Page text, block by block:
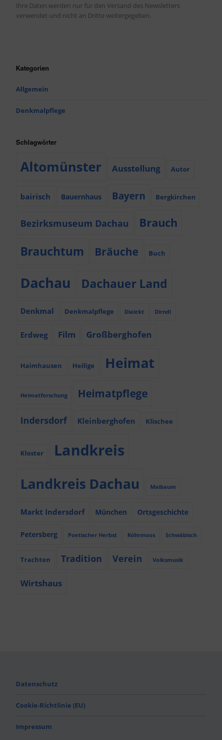
Ihre Daten werden nur für den Versand des Newsletters
verwendet und nicht an Dritte weitergegeben.
Kategorien
Allgemein
Denkmalpflege
Schlagwörter
Altomünster Ausstellung Autor
bairisch Bauernhaus Bayern Bergkirchen
Bezirksmuseum Dachau Brauch
Brauchtum Bräuche Buch
Dachau Dachauer Land
Denkmal Denkmalpflege Dialekt Dirndl
Erdweg Film Großberghofen
Haimhausen Heilige Heimat
Heimatforschung Heimatpflege
Indersdorf Kleinberghofen Klischee
Kloster Landkreis
Landkreis Dachau Maibaum
Markt Indersdorf München Ortsgeschichte
Petersberg Poetischer Herbst Röhrmoos Schwäbisch
Trachten Tradition Verein Volksmusik
Wirtshaus
Datenschutz
Cookie-Richtlinie (EU)
Impressum